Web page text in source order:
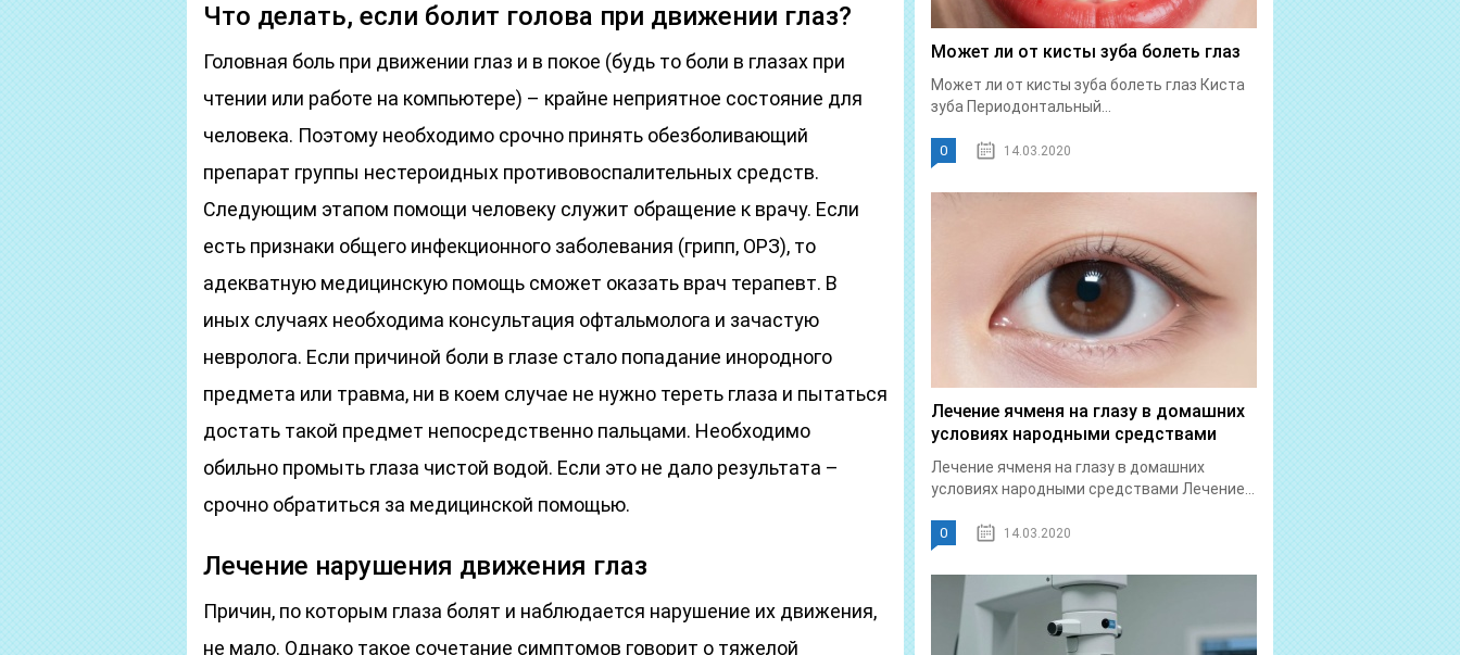
Что делать, если болит голова при движении глаз?
Головная боль при движении глаз и в покое (будь то боли в глазах при
чтении или работе на компьютере) – крайне неприятное состояние для
человека. Поэтому необходимо срочно принять обезболивающий
препарат группы нестероидных противовоспалительных средств.
Следующим этапом помощи человеку служит обращение к врачу. Если
есть признаки общего инфекционного заболевания (грипп, ОРЗ), то
адекватную медицинскую помощь сможет оказать врач терапевт. В
иных случаях необходима консультация офтальмолога и зачастую
невролога. Если причиной боли в глазе стало попадание инородного
предмета или травма, ни в коем случае не нужно тереть глаза и пытаться
достать такой предмет непосредственно пальцами. Необходимо
обильно промыть глаза чистой водой. Если это не дало результата –
срочно обратиться за медицинской помощью.
Лечение нарушения движения глаз
Причин, по которым глаза болят и наблюдается нарушение их движения,
не мало. Однако такое сочетание симптомов говорит о тяжелой
Может ли от кисты зуба болеть глаз
Может ли от кисты зуба болеть глаз Киста
зуба Периодонтальный...
0 14.03.2020
Лечение ячменя на глазу в домашних
условиях народными средствами
Лечение ячменя на глазу в домашних
условиях народными средствами Лечение...
0 14.03.2020